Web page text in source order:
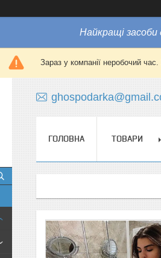
Найкращі
Зараз у компанії неробочий
ГОЛОВНА ТОВАРИ